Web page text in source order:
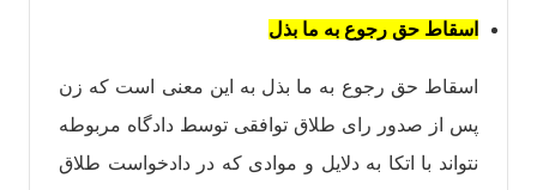
اسقاط حق رجوع به ما بذل
اسقاط حق رجوع به ما بذل به این معنی است که زن
پس از صدور رای طلاق توافقی توسط دادگاه مربوطه
نتواند با اتکا به دلایل و موادی که در دادخواست طلاق